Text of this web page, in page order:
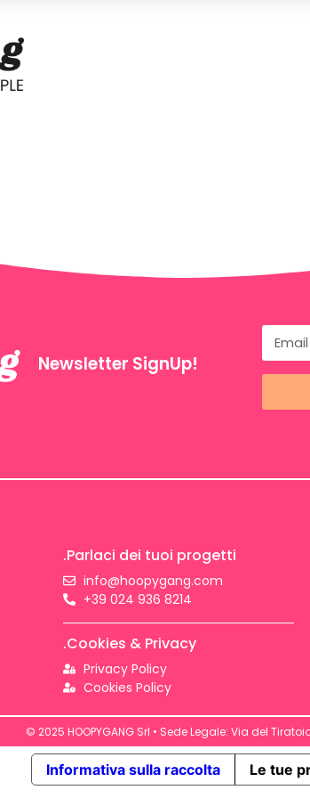
Newsletter SignUp!
.Parlaci dei tuoi progetti
info@hoopygang.com
+39 024 936 8214
.Cookies & Privacy
Privacy Policy
Cookies Policy
© 2025 HOOPYGANG Srl • Sede Legale: Via del
Informativa sulla raccolta Le tue